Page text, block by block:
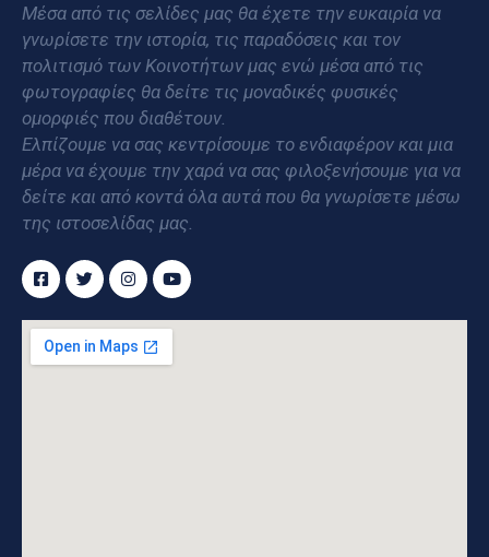
Μέσα από τις σελίδες μας θα έχετε την ευκαιρία να
γνωρίσετε την ιστορία, τις παραδόσεις και τον
πολιτισμό των Κοινοτήτων μας ενώ μέσα από τις
φωτογραφίες θα δείτε τις μοναδικές φυσικές
ομορφιές που διαθέτουν.
Ελπίζουμε να σας κεντρίσουμε το ενδιαφέρον και μια
μέρα να έχουμε την χαρά να σας φιλοξενήσουμε για να
δείτε και από κοντά όλα αυτά που θα γνωρίσετε μέσω
της ιστοσελίδας μας.